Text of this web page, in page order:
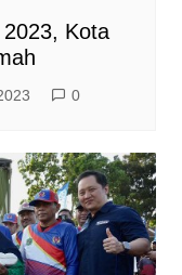
Kota
0